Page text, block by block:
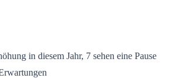
in diesem Jahr, 7 sehen eine Pause